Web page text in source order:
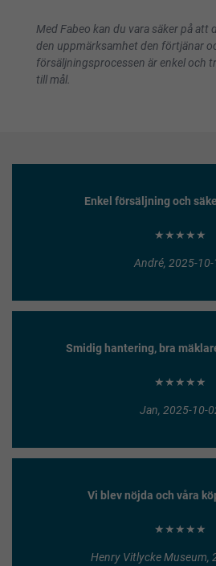
Med Fabeo kan du vara säker på
den uppmärksamhet den förtjänar
försäljningsprocessen är enkel och
till mål.
Enkel försäljning och
★★★★★
André, 2025-10-
Smidig hantering, bra
★★★★★
Jan, 2025-10-
Vi blev nöjda och våra
★★★★★
Henry Vitlycke Museum,